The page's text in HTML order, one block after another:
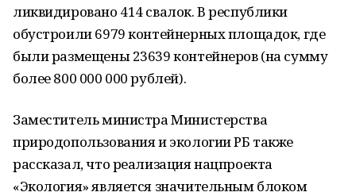
ликвидировано 414 свалок. В республики
обустроили 6979 контейнерных площадок, где
были размещены 23639 контейнеров (на сумму
более 800 000 000 рублей).
Заместитель министра Министерства
природопользования и экологии РБ также
рассказал, что реализация нацпроекта
«Экология» является значительным блоком